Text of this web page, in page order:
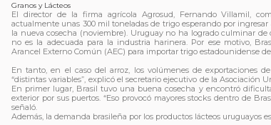
Granos y Lácteos
El director de la firma agrícola Agrosud, Fernando Villamil,
actualmente unas 300 mil toneladas de trigo esperando por
la nueva cosecha (noviembre). Uruguay no ha logrado culminar de
no es la adecuada para la industria harinera. Por ese motivo,
Arancel Externo Común (AEC) para importar trigo estadounidense
En tanto, en el caso del arroz, los volúmenes de exportaciones
“distintas variables”, explicó el secretario ejecutivo de la Asociación
En primer lugar, Brasil tuvo una buena cosecha y encontró
exterior por sus puertos. “Eso provocó mayores stocks dentro de
señaló.
Además, la demanda brasileña por los productos lácteos uruguayos